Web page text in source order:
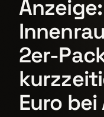
2er-
Euro